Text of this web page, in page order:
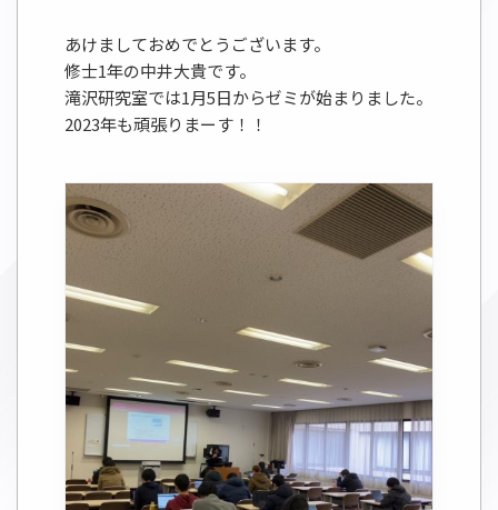
あけましておめでとうございます。
修士1年の中井大貴です。
滝沢研究室では1月5日からゼミが始まりました。
2023年も頑張りまーす！！